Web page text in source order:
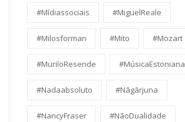
#Mídiassociais #MiguelReale
#Milosforman #Mito #Mozart
#MuriloResende #MúsicaEstoniana
#Nadaabsoluto #Nāgārjuna
#NancyFraser #NãoDualidade